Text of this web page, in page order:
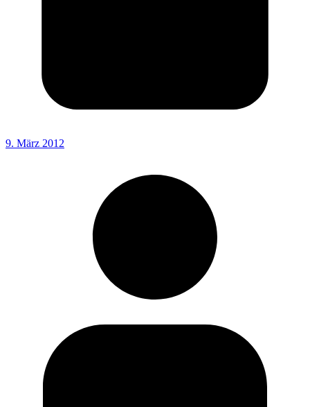
9. März 2012